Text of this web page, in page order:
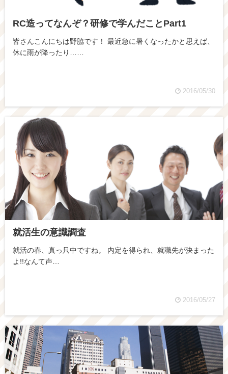
RC造ってなんぞ？研修で学んだことPart1
皆さんこんにちは野脇です！ 最近急に暑くなったかと思えば、
休に雨が降ったり……
2016/05/30
就活生の意識調査
就活の春、真っ只中ですね。 内定を得られ、就職先が決まった
よ!!なんて声…
2016/05/27